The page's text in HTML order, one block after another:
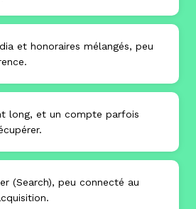
et honoraires mélangés, peu
long, et un compte parfois
(Search), peu connecté au